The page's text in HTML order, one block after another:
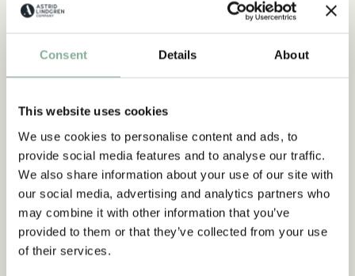
Consent Details About
This website uses cookies
We use cookies to personalise content and ads, to
provide social media features and to analyse our traffic.
We also share information about your use of our site with
our social media, advertising and analytics partners who
may combine it with other information that you’ve
provided to them or that they’ve collected from your use
of their services.